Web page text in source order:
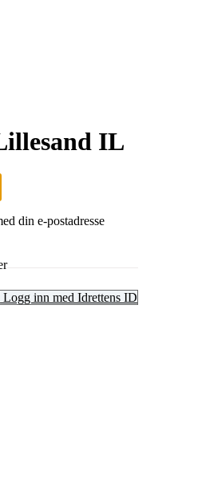
IL
din e-postadresse
Logg inn med Idrettens ID